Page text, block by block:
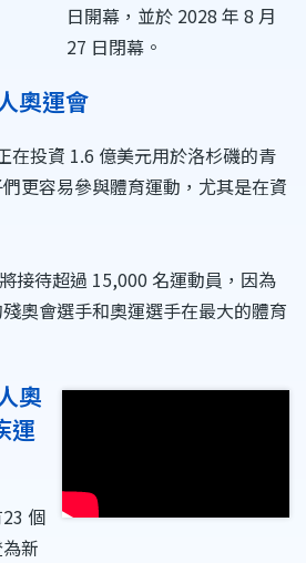
日開幕，並於 2028 年 8 月
27 日閉幕。
奧運會
在投資 1.6 億美元用於洛杉磯的青
更容易參與體育運動，尤其是在資
接待超過 15,000 名運動員，因為
奧會選手和奧運選手在最大的體育
奧
運
個
新